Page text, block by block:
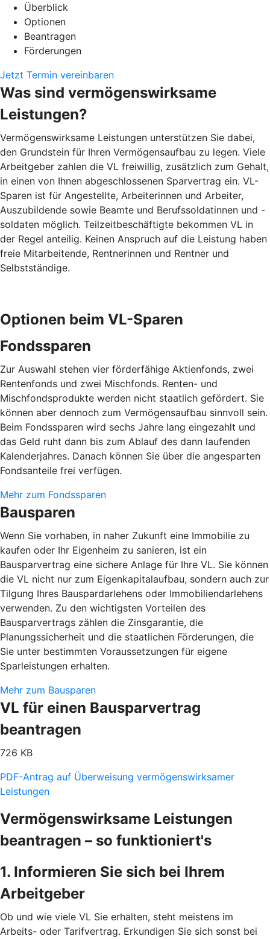
Überblick
Optionen
Beantragen
Förderungen
Jetzt Termin vereinbaren
Was sind vermögenswirksame
Leistungen?
Vermögenswirksame Leistungen unterstützen Sie dabei,
den Grundstein für Ihren Vermögensaufbau zu legen. Viele
Arbeitgeber zahlen die VL freiwillig, zusätzlich zum Gehalt,
in einen von Ihnen abgeschlossenen Sparvertrag ein. VL-
Sparen ist für Angestellte, Arbeiterinnen und Arbeiter,
Auszubildende sowie Beamte und Berufssoldatinnen und -
soldaten möglich. Teilzeitbeschäftigte bekommen VL in
der Regel anteilig. Keinen Anspruch auf die Leistung haben
freie Mitarbeitende, Rentnerinnen und Rentner und
Selbstständige.
Optionen beim VL-Sparen
Fondssparen
Zur Auswahl stehen vier förderfähige Aktienfonds, zwei
Rentenfonds und zwei Mischfonds. Renten- und
Mischfondsprodukte werden nicht staatlich gefördert. Sie
können aber dennoch zum Vermögensaufbau sinnvoll sein.
Beim Fondssparen wird sechs Jahre lang eingezahlt und
das Geld ruht dann bis zum Ablauf des dann laufenden
Kalenderjahres. Danach können Sie über die angesparten
Fondsanteile frei verfügen.
Mehr zum Fondssparen
Bausparen
Wenn Sie vorhaben, in naher Zukunft eine Immobilie zu
kaufen oder Ihr Eigenheim zu sanieren, ist ein
Bausparvertrag eine sichere Anlage für Ihre VL. Sie können
die VL nicht nur zum Eigenkapitalaufbau, sondern auch zur
Tilgung Ihres Bauspardarlehens oder Immobiliendarlehens
verwenden. Zu den wichtigsten Vorteilen des
Bausparvertrags zählen die Zinsgarantie, die
Planungssicherheit und die staatlichen Förderungen, die
Sie unter bestimmten Voraussetzungen für eigene
Sparleistungen erhalten.
Mehr zum Bausparen
VL für einen Bausparvertrag
beantragen
726 KB
PDF-Antrag auf Überweisung vermögenswirksamer
Leistungen
Vermögenswirksame Leistungen
beantragen – so funktioniert's
1. Informieren Sie sich bei Ihrem
Arbeitgeber
Ob und wie viele VL Sie erhalten, steht meistens im
Arbeits- oder Tarifvertrag. Erkundigen Sie sich sonst bei